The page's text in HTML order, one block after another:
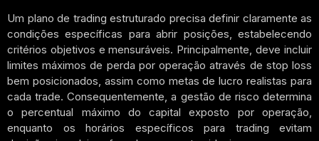
Um plano de trading estruturado precisa definir claramente as
condições específicas para abrir posições, estabelecendo
critérios objetivos e mensuráveis. Principalmente, deve incluir
limites máximos de perda por operação através de stop loss
bem posicionados, assim como metas de lucro realistas para
cada trade. Consequentemente, a gestão de risco determina
o percentual máximo do capital exposto por operação,
enquanto os horários específicos para trading evitam